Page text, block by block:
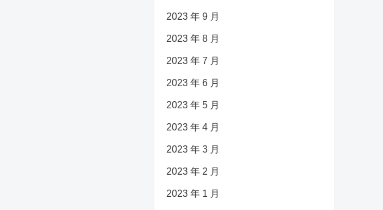
2023 年 9 月
2023 年 8 月
2023 年 7 月
2023 年 6 月
2023 年 5 月
2023 年 4 月
2023 年 3 月
2023 年 2 月
2023 年 1 月